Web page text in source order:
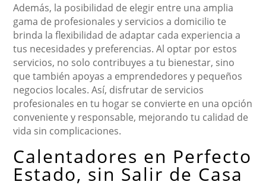
Además, la posibilidad de elegir entre una amplia
gama de profesionales y servicios a domicilio te
brinda la flexibilidad de adaptar cada experiencia a
tus necesidades y preferencias. Al optar por estos
servicios, no solo contribuyes a tu bienestar, sino
que también apoyas a emprendedores y pequeños
negocios locales. Así, disfrutar de servicios
profesionales en tu hogar se convierte en una opción
conveniente y responsable, mejorando tu calidad de
vida sin complicaciones.
Calentadores en Perfecto
Estado, sin Salir de Casa